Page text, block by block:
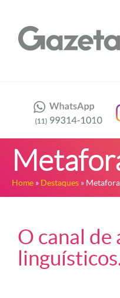
Home » Destaques »
O canal de